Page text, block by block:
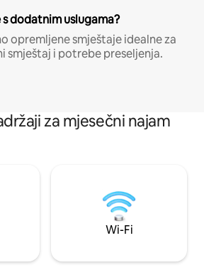
dodatnim uslugama?
opremljene smještaje idealne za
smještaj i potrebe preseljenja.
za mjesečni najam
Wi-Fi